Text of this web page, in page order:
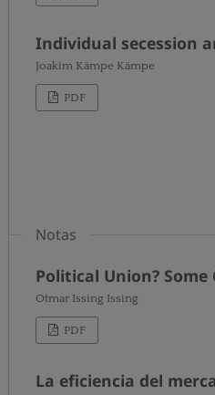
Individual secession
Joakim Kämpe Kämpe
PDF
Notas
Political Union?
Otmar Issing Issing
PDF
La eficiencia del